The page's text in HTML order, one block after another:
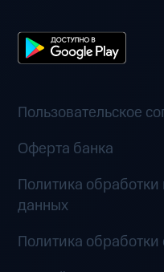
Пользовательское
Оферта банка
Политика
данных
Политика обработки